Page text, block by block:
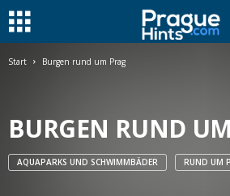
Start Burgen rund um Prag
BURGEN RUND
AQUAPARKS UND SCHWIMMBÄDER RUND UM